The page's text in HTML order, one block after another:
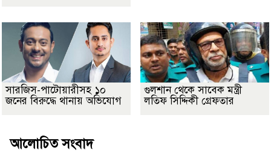
সারজিস-পাটোয়ারীসহ ১০
জনের বিরুদ্ধে থানায় অভিযোগ
গুলশান থেকে সাবেক মন্ত্রী
লতিফ সিদ্দিকী গ্রেফতার
আলোচিত সংবাদ